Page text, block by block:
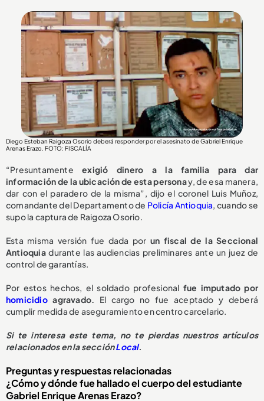
Diego Esteban Raigoza Osorio deberá responder por el asesinato de Gabriel Enrique
Arenas Erazo . FOTO: FISCALÍA
“Presuntamenteexigió dinero a la familia para dar
información de la ubicación de esta personay, de esa manera,
dar con el paradero de la misma”, dijo el coronel Luis Muñoz,
comandante del Departamento de Policía Antioquia, cuando se
supo la captura de Raigoza Osorio.
Esta misma versión fue dada por un fiscal de la Seccional
Antioquiadurante las audiencias preliminares ante un juez de
control de garantías.
Por estos hechos, el soldado profesional fue imputado por
homicidioagravado. El cargo no fue aceptado y deberá
cumplir medida de aseguramiento en centro carcelario.
Si te interesa este tema, no te pierdas nuestros artículos
relacionados en la secciónLocal.
Preguntas y respuestas relacionadas
¿Cómo y dónde fue hallado el cuerpo del estudiante
Gabriel Enrique Arenas Erazo?